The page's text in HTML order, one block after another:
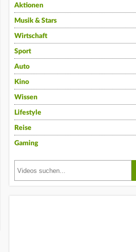
Aktionen
Musik & Stars
Wirtschaft
Sport
Auto
Kino
Wissen
Lifestyle
Reise
Gaming